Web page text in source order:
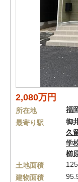
2,080万円
所在地 福
最寄り駅
御
久
学
櫛
土地面積
建物面積